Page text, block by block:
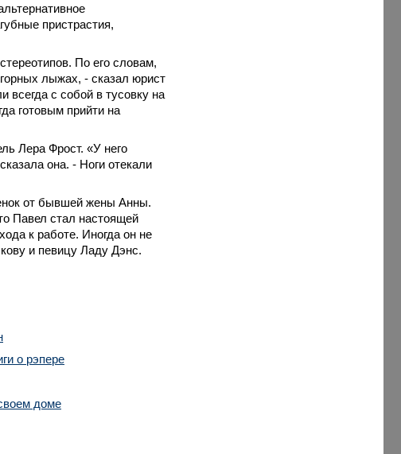
пристрастия,
По его словам,
лыжах, - сказал юрист
всегда с собой в тусовку на
готовым прийти на
Лера Фрост. «У него
она. - Ноги отекали
от бывшей жены Анны.
Павел стал настоящей
к работе. Иногда он не
и певицу Ладу Дэнс.
о рэпере
доме